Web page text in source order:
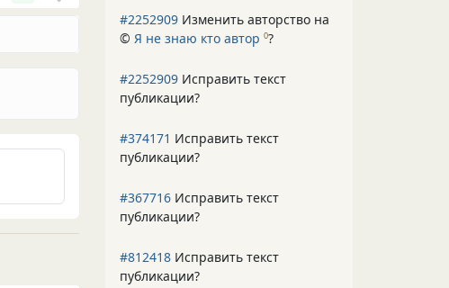
#2252909 Изменить авторство на
© Я не знаю кто автор 0?
#2252909 Исправить текст
публикации?
#374171 Исправить текст
публикации?
#367716 Исправить текст
публикации?
#812418 Исправить текст
публикации?